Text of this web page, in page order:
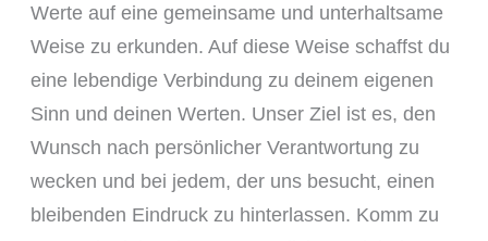
Werte auf eine gemeinsame und unterhaltsame
Weise zu erkunden. Auf diese Weise schaffst du
eine lebendige Verbindung zu deinem eigenen
Sinn und deinen Werten. Unser Ziel ist es, den
Wunsch nach persönlicher Verantwortung zu
wecken und bei jedem, der uns besucht, einen
bleibenden Eindruck zu hinterlassen. Komm zu